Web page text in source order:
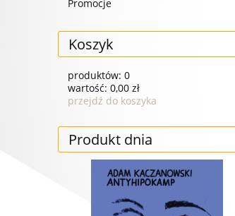
Promocje
Koszyk
produktów: 0
wartość: 0,00 zł
przejdź do koszyka
Produkt dnia